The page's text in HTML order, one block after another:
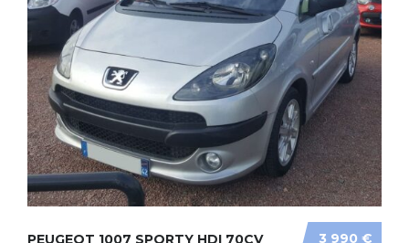
3 990 €
PEUGEOT 1007 SPORTY HDI 70CV